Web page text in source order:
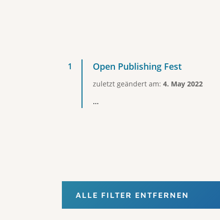
Open Publishing Fest
zuletzt geändert am: 4. May 2022
...
ALLE FILTER ENTFERNEN